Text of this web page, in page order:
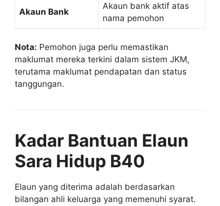
Akaun Bank
Akaun bank aktif atas
nama pemohon
Nota: Pemohon juga perlu memastikan
maklumat mereka terkini dalam sistem JKM,
terutama maklumat pendapatan dan status
tanggungan.
Kadar Bantuan Elaun
Sara Hidup B40
Elaun yang diterima adalah berdasarkan
bilangan ahli keluarga yang memenuhi syarat.